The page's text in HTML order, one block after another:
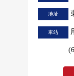
地址
車站